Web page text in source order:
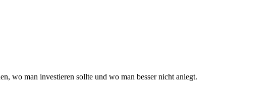
wo man investieren sollte und wo man besser nicht anlegt.